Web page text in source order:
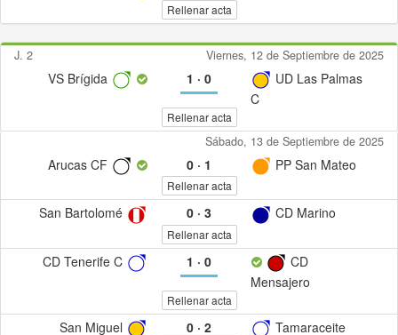
Rellenar acta
J. 2 Viernes, 12 de Septiembre de 2025
VS Brígida 1 · 0
UD Las Palmas
C
Rellenar acta
Sábado, 13 de Septiembre de 2025
Arucas CF 0· 1 PP San Mateo
Rellenar acta
San Bartolomé 0· 3 CD Marino
Rellenar acta
CD Tenerife C 1 · 0
CD
Mensajero
Rellenar acta
San Miguel 0· 2 Tamaraceite